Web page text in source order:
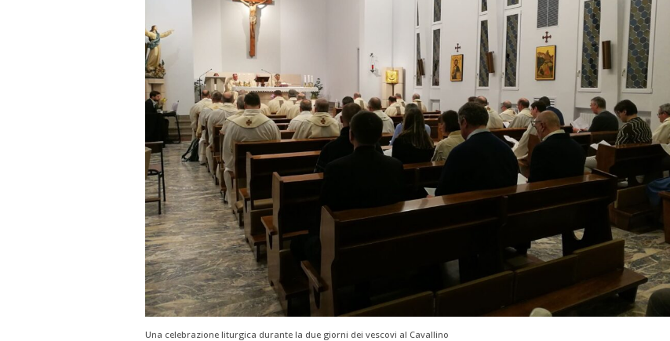
Una celebrazione liturgica durante la due giorni dei vescovi al Cavallino